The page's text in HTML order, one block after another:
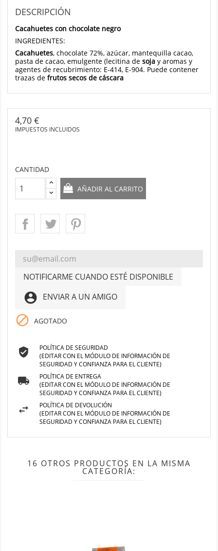
DESCRIPCIÓN
Cacahuetes con chocolate negro
INGREDIENTES:
Cacahuetes, chocolate 72%, azúcar, mantequilla cacao,
pasta de cacao, emulgente (lecitina de soja y aromas y
agentes de recubrimiento: E-414, E-904. Puede contener
trazas de frutos secos de cáscara
4,70 €
IMPUESTOS INCLUIDOS
CANTIDAD
AÑADIR AL CARRITO
NOTIFICARME CUANDO ESTÉ DISPONIBLE
account_circle ENVIAR A UN AMIGO
 AGOTADO
POLÍTICA DE SEGURIDAD
(EDITAR CON EL MÓDULO DE INFORMACIÓN DE
SEGURIDAD Y CONFIANZA PARA EL CLIENTE)
POLÍTICA DE ENTREGA
(EDITAR CON EL MÓDULO DE INFORMACIÓN DE
SEGURIDAD Y CONFIANZA PARA EL CLIENTE)
POLÍTICA DE DEVOLUCIÓN
(EDITAR CON EL MÓDULO DE INFORMACIÓN DE
SEGURIDAD Y CONFIANZA PARA EL CLIENTE)
16 OTROS PRODUCTOS EN LA MISMA
CATEGORÍA: